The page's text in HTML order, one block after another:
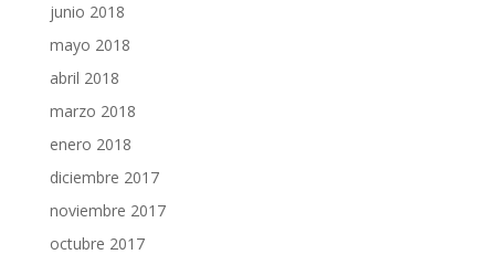
junio 2018
mayo 2018
abril 2018
marzo 2018
enero 2018
diciembre 2017
noviembre 2017
octubre 2017